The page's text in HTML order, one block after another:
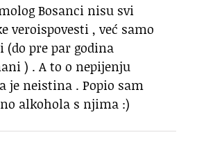
Bosanci nisu svi
veroispovesti , već samo
(do pre par godina
) . A to o nepijenju
je neistina . Popio sam
alkohola s njima :)